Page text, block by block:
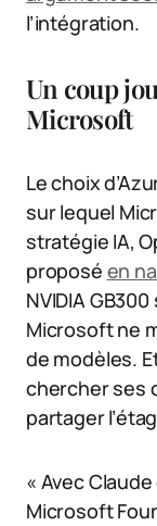
l’intégration.
Un coup
Microsoft
Le choix
sur lequel
stratégie IA,
proposé en
NVIDIA
Microsoft ne
de modèles.
chercher ses
partager
« Avec
Microsoft